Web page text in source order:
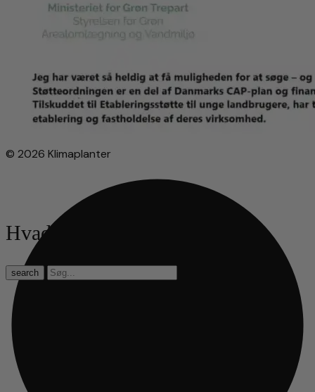
© 2026 Klimaplanter
Hvad leder du efter?
search